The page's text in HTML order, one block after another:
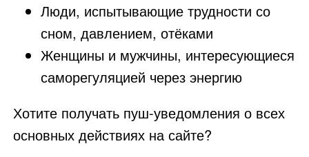
Люди, испытывающие трудности со
сном, давлением, отёками
Женщины и мужчины, интересующиеся
саморегуляцией через энергию
Хотите получать пуш-уведомления о всех
основных действиях на сайте?